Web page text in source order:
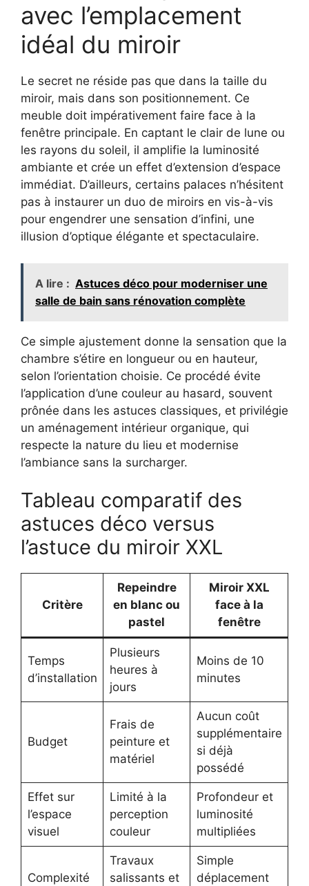
avec l’emplacement
idéal du miroir
Le secret ne réside pas que dans la taille du
miroir, mais dans son positionnement. Ce
meuble doit impérativement faire face à la
fenêtre principale. En captant le clair de lune ou
les rayons du soleil, il amplifie la luminosité
ambiante et crée un effet d’extension d’espace
immédiat. D’ailleurs, certains palaces n’hésitent
pas à instaurer un duo de miroirs en vis-à-vis
pour engendrer une sensation d’infini, une
illusion d’optique élégante et spectaculaire.
A lire : Astuces déco pour moderniser une
salle de bain sans rénovation complète
Ce simple ajustement donne la sensation que la
chambre s’étire en longueur ou en hauteur,
selon l’orientation choisie. Ce procédé évite
l’application d’une couleur au hasard, souvent
prônée dans les astuces classiques, et privilégie
un aménagement intérieur organique, qui
respecte la nature du lieu et modernise
l’ambiance sans la surcharger.
Tableau comparatif des
astuces déco versus
l’astuce du miroir XXL
Critère
Repeindre
en blanc ou
pastel
Miroir XXL
face à la
fenêtre
Temps
d’installation
Plusieurs
heures à
jours
Moins de 10
minutes
Budget
Frais de
peinture et
matériel
Aucun coût
supplémentaire
si déjà
possédé
Effet sur
l’espace
visuel
Limité à la
perception
couleur
Profondeur et
luminosité
multipliées
Complexité
Travaux
salissants et
Simple
déplacement